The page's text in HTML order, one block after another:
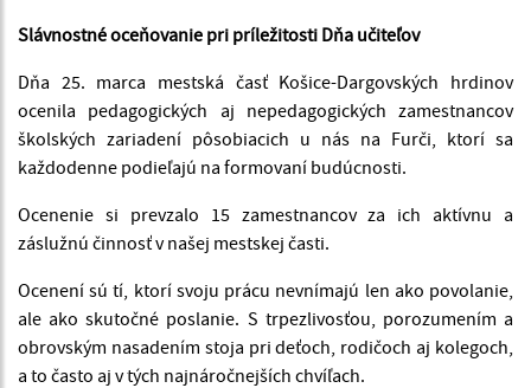
Slávnostné oceňovanie pri príležitosti Dňa učiteľov
Dňa 25. marca mestská časť Košice-Dargovských hrdinov
ocenila pedagogických aj nepedagogických zamestnancov
školských zariadení pôsobiacich u nás na Furči, ktorí sa
každodenne podieľajú na formovaní budúcnosti.
Ocenenie si prevzalo 15 zamestnancov za ich aktívnu a
záslužnú činnosť v našej mestskej časti.
Ocenení sú tí, ktorí svoju prácu nevnímajú len ako povolanie,
ale ako skutočné poslanie. S trpezlivosťou, porozumením a
obrovským nasadením stoja pri deťoch, rodičoch aj kolegoch,
a to často aj v tých najnáročnejších chvíľach.